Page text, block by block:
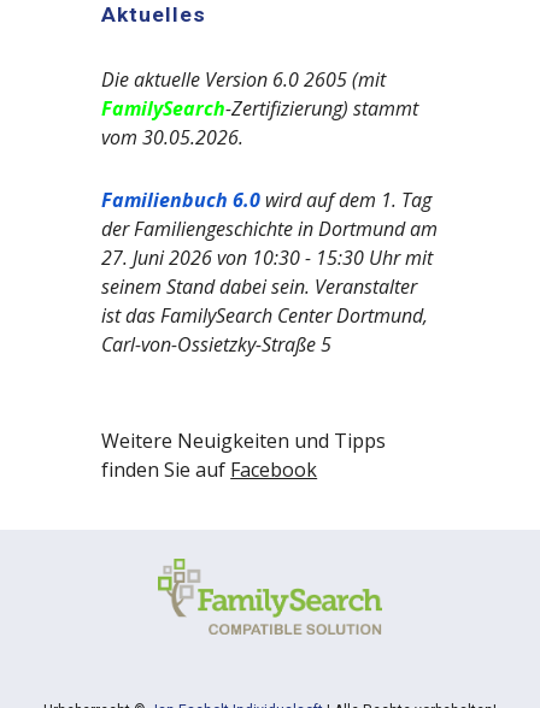
Aktuelles
Die aktuelle Version 6.0 2605 (mit
FamilySearch-Zertifizierung) stammt
vom 30.05.2026.
Familienbuch 6.0 wird auf dem 1. Tag
der Familiengeschichte in Dortmund am
27. Juni 2026 von 10:30 - 15:30 Uhr mit
seinem Stand dabei sein. Veranstalter
ist das FamilySearch Center Dortmund,
Carl-von-Ossietzky-Straße 5
Weitere Neuigkeiten und Tipps
finden Sie auf Facebook